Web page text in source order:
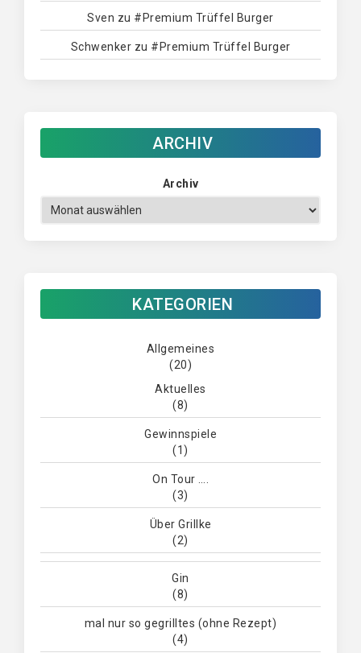
Sven zu #Premium Trüffel Burger
Schwenker zu #Premium Trüffel Burger
ARCHIV
Archiv
KATEGORIEN
Allgemeines
(20)
Aktuelles
(8)
Gewinnspiele
(1)
On Tour ….
(3)
Über Grillke
(2)
Gin
(8)
mal nur so gegrilltes (ohne Rezept)
(4)